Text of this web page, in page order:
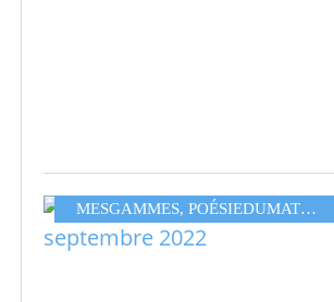
MESGAMMES, POÉSIEDUMATIN